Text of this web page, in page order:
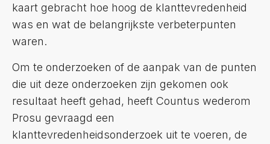
kaart gebracht hoe hoog de klanttevredenheid
was en wat de belangrijkste verbeterpunten
waren.
Om te onderzoeken of de aanpak van de punten
die uit deze onderzoeken zijn gekomen ook
resultaat heeft gehad, heeft Countus wederom
Prosu gevraagd een
klanttevredenheidsonderzoek uit te voeren, de